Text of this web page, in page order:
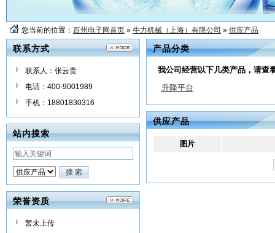
您当前的位置： 百州电子网首页 » 牛力机械（上海）有限公司 » 供应产品
联系方式
联系人：张云贵
电话：400-9001989
手机：18801830316
站内搜索
荣誉资质
暂未上传
产品分类
我公司经营以下几类产品，请查
升降平台
供应产品
图片